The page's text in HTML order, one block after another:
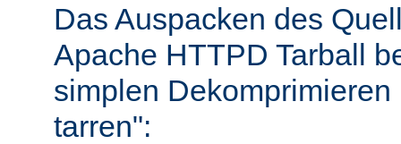
Das Auspacken des
Apache HTTPD Tarball
simplen
tarren":